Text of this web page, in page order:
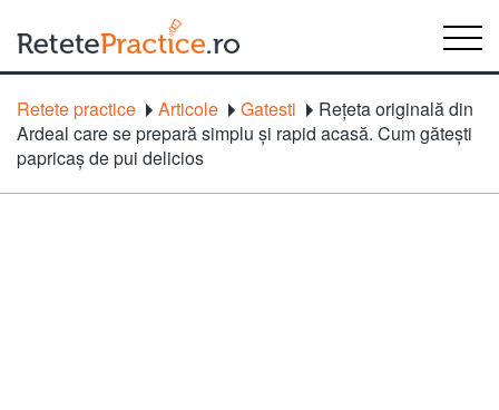
Retete practice Articole Gatesti
Rețeta originală din
Ardeal care se prepară simplu și rapid acasă. Cum gătești
papricaș de pui delicios